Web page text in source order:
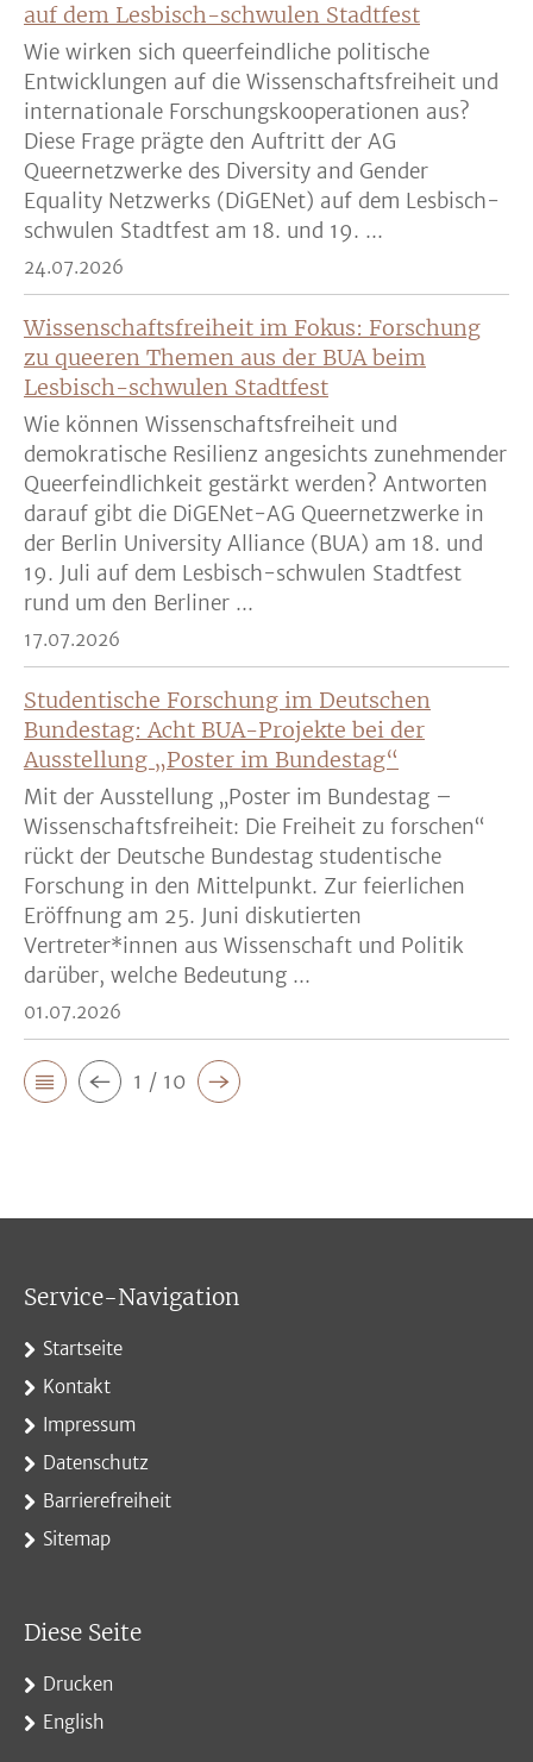
auf dem Lesbisch-schwulen Stadtfest
Wie wirken sich queerfeindliche politische
Entwicklungen auf die Wissenschaftsfreiheit und
internationale Forschungskooperationen aus?
Diese Frage prägte den Auftritt der AG
Queernetzwerke des Diversity and Gender
Equality Netzwerks (DiGENet) auf dem Lesbisch-
schwulen Stadtfest am 18. und 19. ...
24.07.2026
Wissenschaftsfreiheit im Fokus: Forschung
zu queeren Themen aus der BUA beim
Lesbisch-schwulen Stadtfest
Wie können Wissenschaftsfreiheit und
demokratische Resilienz angesichts zunehmender
Queerfeindlichkeit gestärkt werden? Antworten
darauf gibt die DiGENet-AG Queernetzwerke in
der Berlin University Alliance (BUA) am 18. und
19. Juli auf dem Lesbisch-schwulen Stadtfest
rund um den Berliner ...
17.07.2026
Studentische Forschung im Deutschen
Bundestag: Acht BUA-Projekte bei der
Ausstellung „Poster im Bundestag“
Mit der Ausstellung „Poster im Bundestag –
Wissenschaftsfreiheit: Die Freiheit zu forschen“
rückt der Deutsche Bundestag studentische
Forschung in den Mittelpunkt. Zur feierlichen
Eröffnung am 25. Juni diskutierten
Vertreter*innen aus Wissenschaft und Politik
darüber, welche Bedeutung ...
01.07.2026
1 / 10
Service-Navigation
Startseite
Kontakt
Impressum
Datenschutz
Barrierefreiheit
Sitemap
Diese Seite
Drucken
English